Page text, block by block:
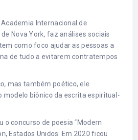
Internacional de
Nova York, faz análises sociais
como foco ajudar as pessoas a
de tudo a evitarem contratempos
mas também poético, ele
modelo biônico da escrita espiritual-
o concurso de poesia “Modern
Estados Unidos. Em 2020 ficou